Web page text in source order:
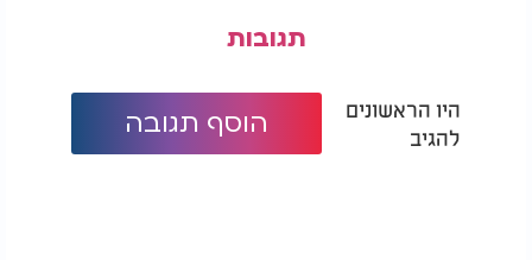
תגובות
היו הראשונים
להגיב
הוסף תגובה